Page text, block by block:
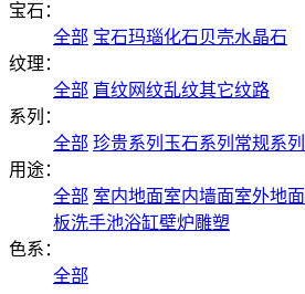
宝石：
全部 宝石玛瑙化石贝壳水晶石
纹理：
全部 直纹网纹乱纹其它纹路
系列：
全部 珍贵系列 玉石系列 常规系列
用途：
全部 室内地面室内墙面室外地面
板洗手池浴缸壁炉雕塑
色系：
全部